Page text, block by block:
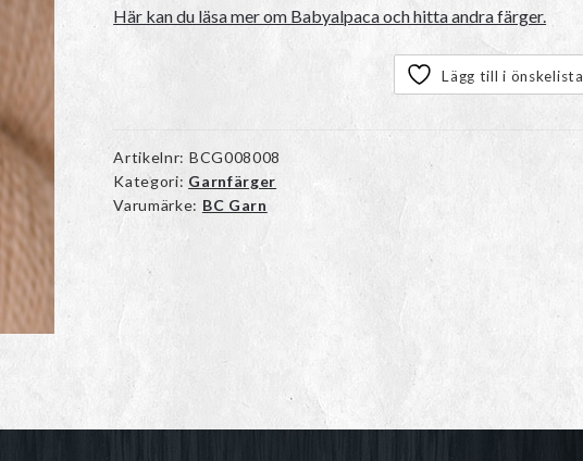
Här kan du läsa mer om Babyalpaca och hitta andra färger.
Lägg till i önskelista
Artikelnr: BCG008008
Kategori: Garnfärger
Varumärke: BC Garn